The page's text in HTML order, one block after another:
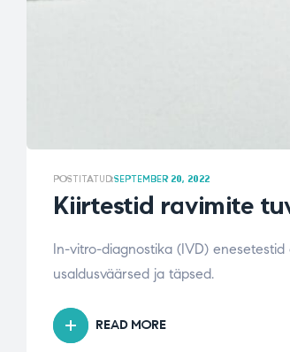
POSTITATUD:SEPTEMBER 20, 2022
Kiirtestid ravimite
In-vitro-diagnostika (IVD)
usaldusväärsed ja täpsed.
READ MORE